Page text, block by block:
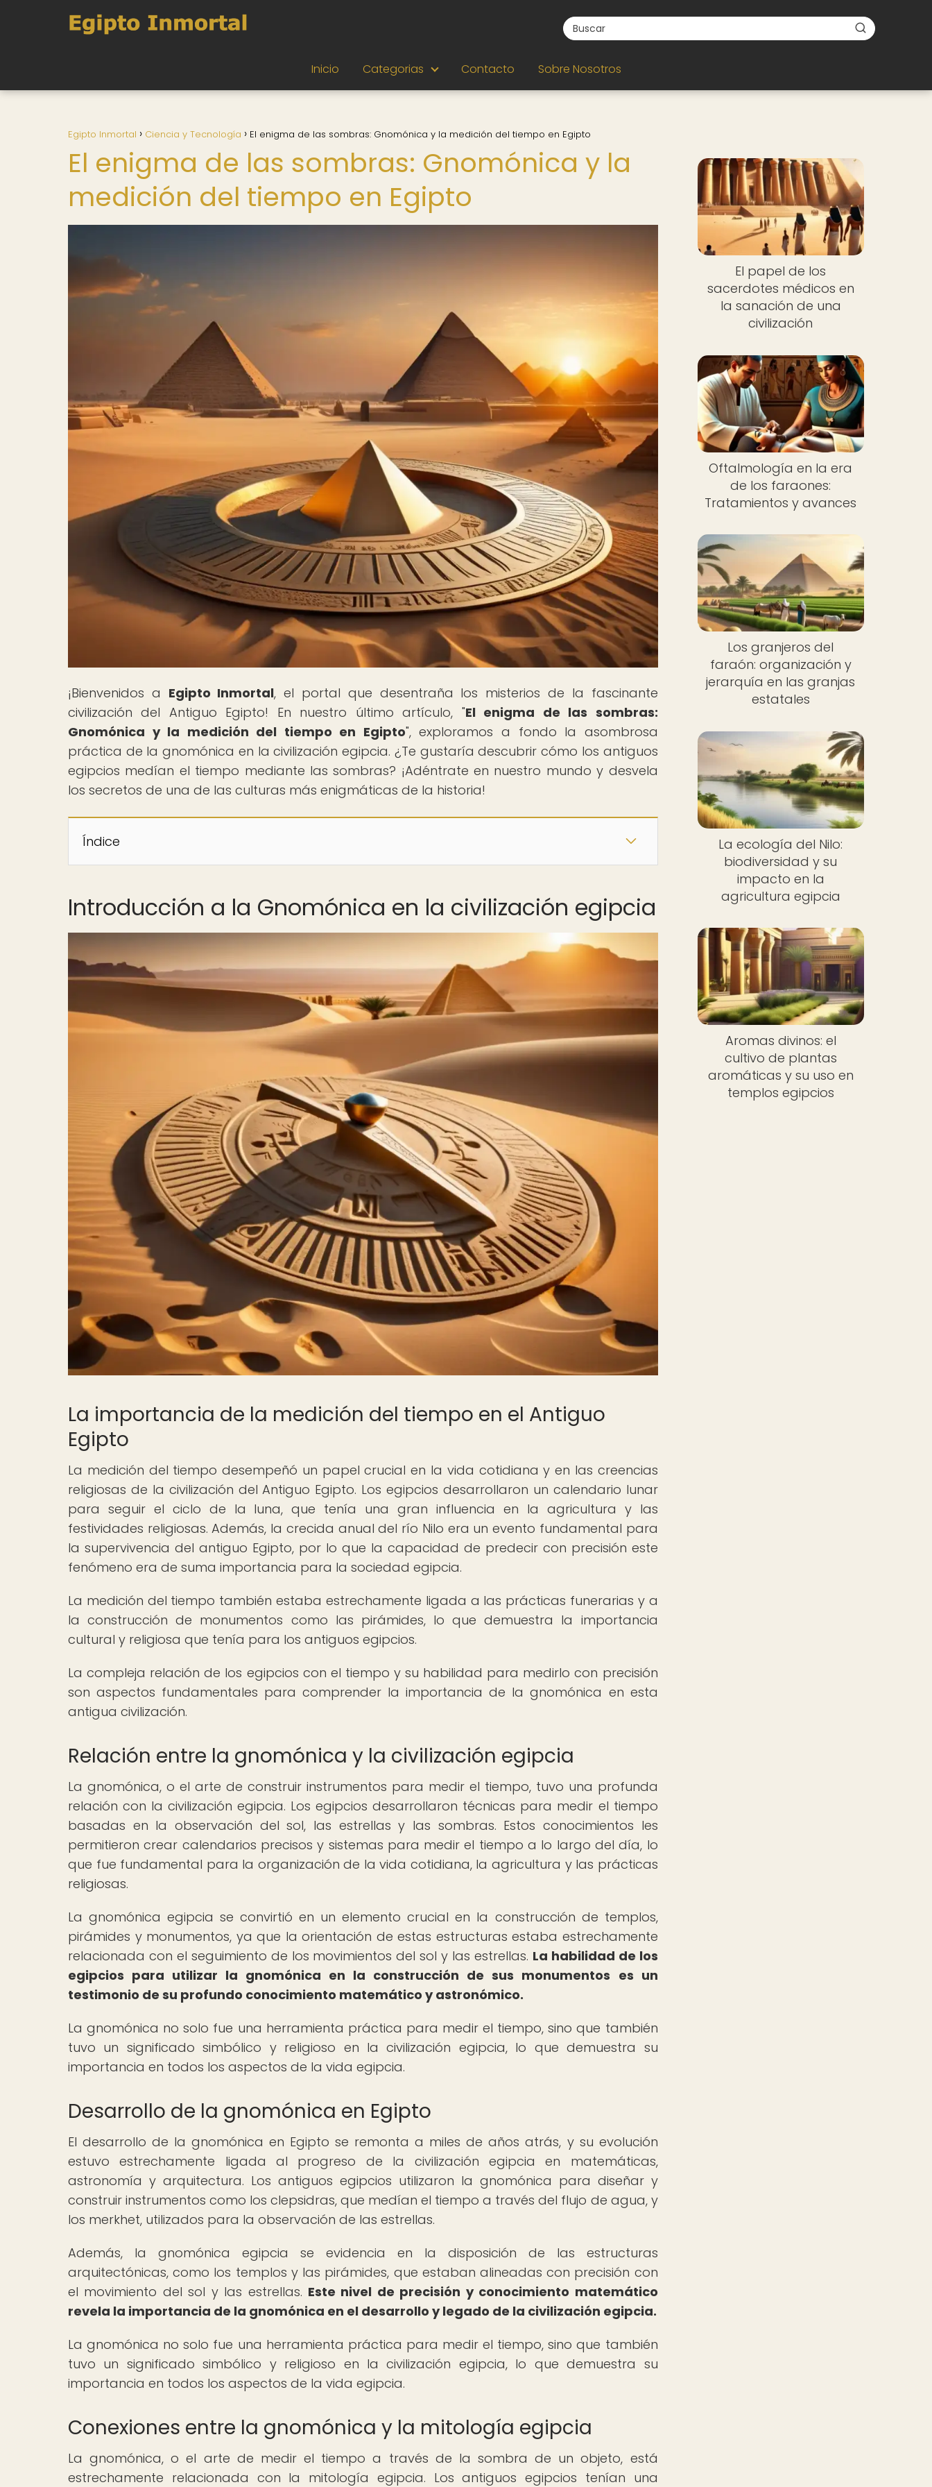
Inicio Categorias Contacto Sobre Nosotros
Egipto Inmortal Ciencia y Tecnología El enigma de las sombras: Gnomónica y la medición del tiempo en Egipto
El enigma de las sombras: Gnomónica y la
medición del tiempo en Egipto
¡Bienvenidos a Egipto Inmortal, el portal que desentraña los misterios de la fascinante
civilización del Antiguo Egipto! En nuestro último artículo, "El enigma de las sombras:
Gnomónica y la medición del tiempo en Egipto", exploramos a fondo la asombrosa
práctica de la gnomónica en la civilización egipcia. ¿Te gustaría descubrir cómo los antiguos
egipcios medían el tiempo mediante las sombras? ¡Adéntrate en nuestro mundo y desvela
los secretos de una de las culturas más enigmáticas de la historia!
Índice
Introducción a la Gnomónica en la civilización egipcia
La importancia de la medición del tiempo en el Antiguo
Egipto
La medición del tiempo desempeñó un papel crucial en la vida cotidiana y en las creencias
religiosas de la civilización del Antiguo Egipto. Los egipcios desarrollaron un calendario lunar
para seguir el ciclo de la luna, que tenía una gran influencia en la agricultura y las
festividades religiosas. Además, la crecida anual del río Nilo era un evento fundamental para
la supervivencia del antiguo Egipto, por lo que la capacidad de predecir con precisión este
fenómeno era de suma importancia para la sociedad egipcia.
La medición del tiempo también estaba estrechamente ligada a las prácticas funerarias y a
la construcción de monumentos como las pirámides, lo que demuestra la importancia
cultural y religiosa que tenía para los antiguos egipcios.
La compleja relación de los egipcios con el tiempo y su habilidad para medirlo con precisión
son aspectos fundamentales para comprender la importancia de la gnomónica en esta
antigua civilización.
Relación entre la gnomónica y la civilización egipcia
La gnomónica, o el arte de construir instrumentos para medir el tiempo, tuvo una profunda
relación con la civilización egipcia. Los egipcios desarrollaron técnicas para medir el tiempo
basadas en la observación del sol, las estrellas y las sombras. Estos conocimientos les
permitieron crear calendarios precisos y sistemas para medir el tiempo a lo largo del día, lo
que fue fundamental para la organización de la vida cotidiana, la agricultura y las prácticas
religiosas.
La gnomónica egipcia se convirtió en un elemento crucial en la construcción de templos,
pirámides y monumentos, ya que la orientación de estas estructuras estaba estrechamente
relacionada con el seguimiento de los movimientos del sol y las estrellas. La habilidad de los
egipcios para utilizar la gnomónica en la construcción de sus monumentos es un
testimonio de su profundo conocimiento matemático y astronómico.
La gnomónica no solo fue una herramienta práctica para medir el tiempo, sino que también
tuvo un significado simbólico y religioso en la civilización egipcia, lo que demuestra su
importancia en todos los aspectos de la vida egipcia.
Desarrollo de la gnomónica en Egipto
El desarrollo de la gnomónica en Egipto se remonta a miles de años atrás, y su evolución
estuvo estrechamente ligada al progreso de la civilización egipcia en matemáticas,
astronomía y arquitectura. Los antiguos egipcios utilizaron la gnomónica para diseñar y
construir instrumentos como los clepsidras, que medían el tiempo a través del flujo de agua, y
los merkhet, utilizados para la observación de las estrellas.
Además, la gnomónica egipcia se evidencia en la disposición de las estructuras
arquitectónicas, como los templos y las pirámides, que estaban alineadas con precisión con
el movimiento del sol y las estrellas. Este nivel de precisión y conocimiento matemático
revela la importancia de la gnomónica en el desarrollo y legado de la civilización egipcia.
La gnomónica no solo fue una herramienta práctica para medir el tiempo, sino que también
tuvo un significado simbólico y religioso en la civilización egipcia, lo que demuestra su
importancia en todos los aspectos de la vida egipcia.
Conexiones entre la gnomónica y la mitología egipcia
La gnomónica, o el arte de medir el tiempo a través de la sombra de un objeto, está
estrechamente relacionada con la mitología egipcia. Los antiguos egipcios tenían una
El papel de los
sacerdotes médicos en
la sanación de una
civilización
Oftalmología en la era
de los faraones:
Tratamientos y avances
Los granjeros del
faraón: organización y
jerarquía en las granjas
estatales
La ecología del Nilo:
biodiversidad y su
impacto en la
agricultura egipcia
Aromas divinos: el
cultivo de plantas
aromáticas y su uso en
templos egipcios